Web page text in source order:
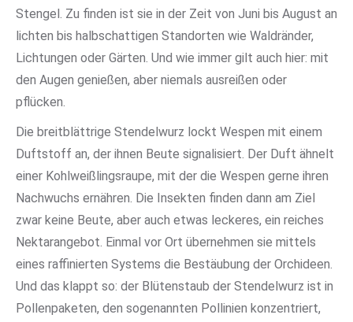
Stengel. Zu finden ist sie in der Zeit von Juni bis August an
lichten bis halbschattigen Standorten wie Waldränder,
Lichtungen oder Gärten. Und wie immer gilt auch hier: mit
den Augen genießen, aber niemals ausreißen oder
pflücken.
Die breitblättrige Stendelwurz lockt Wespen mit einem
Duftstoff an, der ihnen Beute signalisiert. Der Duft ähnelt
einer Kohlweißlingsraupe, mit der die Wespen gerne ihren
Nachwuchs ernähren. Die Insekten finden dann am Ziel
zwar keine Beute, aber auch etwas leckeres, ein reiches
Nektarangebot. Einmal vor Ort übernehmen sie mittels
eines raffinierten Systems die Bestäubung der Orchideen.
Und das klappt so: der Blütenstaub der Stendelwurz ist in
Pollenpaketen, den sogenannten Pollinien konzentriert,